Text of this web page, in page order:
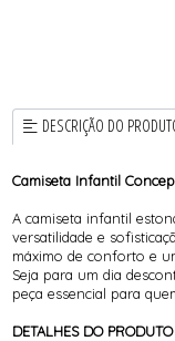
DESCRIÇÃO DO
Camiseta Infantil
A camiseta infantil
versatilidade e
máximo de conforto e
Seja para um dia
peça essencial para
DETALHES DO PRODUTO